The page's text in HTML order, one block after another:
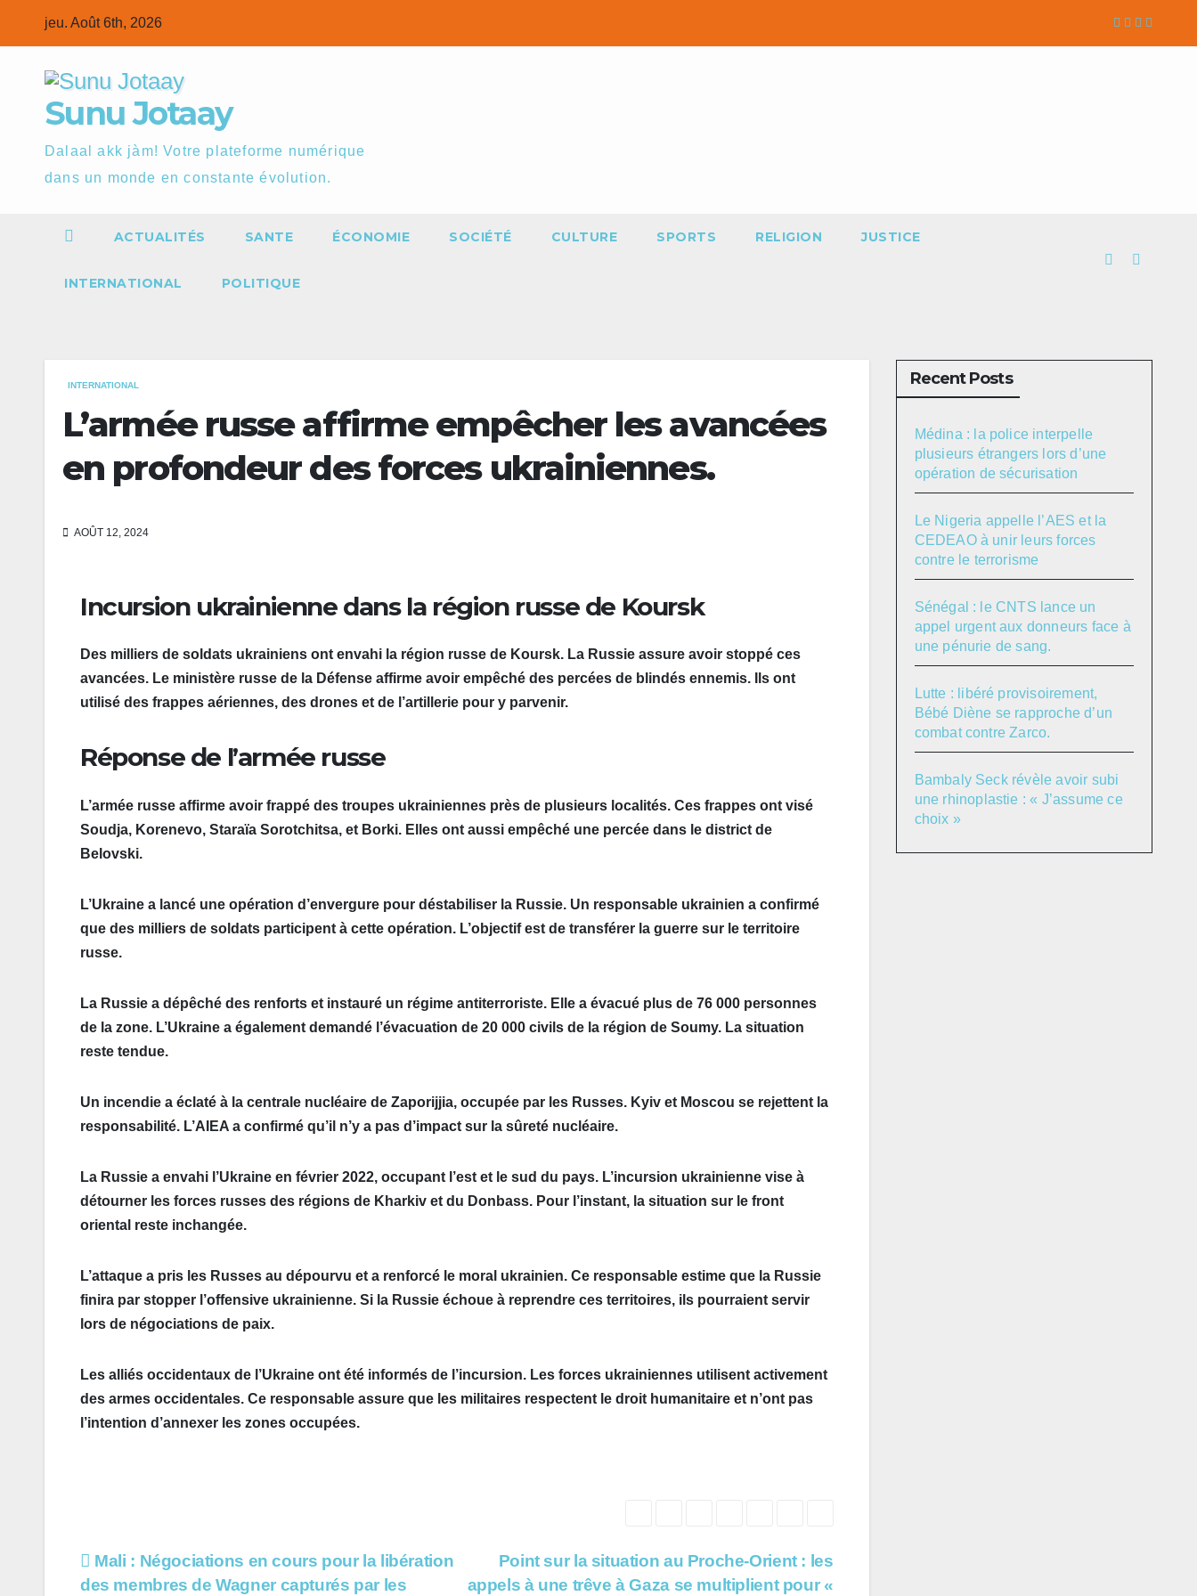
jeu. Août 6th, 2026
Sunu Jotaay
Dalaal akk jàm! Votre plateforme numérique
dans un monde en constante évolution.
ACTUALITÉS SANTE ÉCONOMIE SOCIÉTÉ CULTURE SPORTS RELIGION JUSTICE
INTERNATIONAL POLITIQUE
INTERNATIONAL
L’armée russe affirme empêcher les avancées
en profondeur des forces ukrainiennes.
AOÛT 12, 2024
Incursion ukrainienne dans la région russe de Koursk
Des milliers de soldats ukrainiens ont envahi la région russe de Koursk. La Russie assure avoir stoppé ces
avancées. Le ministère russe de la Défense affirme avoir empêché des percées de blindés ennemis. Ils ont
utilisé des frappes aériennes, des drones et de l’artillerie pour y parvenir.
Réponse de l’armée russe
L’armée russe affirme avoir frappé des troupes ukrainiennes près de plusieurs localités. Ces frappes ont visé
Soudja, Korenevo, Staraïa Sorotchitsa, et Borki. Elles ont aussi empêché une percée dans le district de
Belovski.
L’Ukraine a lancé une opération d’envergure pour déstabiliser la Russie. Un responsable ukrainien a confirmé
que des milliers de soldats participent à cette opération. L’objectif est de transférer la guerre sur le territoire
russe.
La Russie a dépêché des renforts et instauré un régime antiterroriste. Elle a évacué plus de 76 000 personnes
de la zone. L’Ukraine a également demandé l’évacuation de 20 000 civils de la région de Soumy. La situation
reste tendue.
Un incendie a éclaté à la centrale nucléaire de Zaporijjia, occupée par les Russes. Kyiv et Moscou se rejettent la
responsabilité. L’AIEA a confirmé qu’il n’y a pas d’impact sur la sûreté nucléaire.
La Russie a envahi l’Ukraine en février 2022, occupant l’est et le sud du pays. L’incursion ukrainienne vise à
détourner les forces russes des régions de Kharkiv et du Donbass. Pour l’instant, la situation sur le front
oriental reste inchangée.
L’attaque a pris les Russes au dépourvu et a renforcé le moral ukrainien. Ce responsable estime que la Russie
finira par stopper l’offensive ukrainienne. Si la Russie échoue à reprendre ces territoires, ils pourraient servir
lors de négociations de paix.
Les alliés occidentaux de l’Ukraine ont été informés de l’incursion. Les forces ukrainiennes utilisent activement
des armes occidentales. Ce responsable assure que les militaires respectent le droit humanitaire et n’ont pas
l’intention d’annexer les zones occupées.
Navigation
Point sur la situation au Proche-Orient : les
appels à une trêve à Gaza se multiplient pour «
Mali : Négociations en cours pour la libération
des membres de Wagner capturés par les
Recent Posts
Médina : la police interpelle
plusieurs étrangers lors d’une
opération de sécurisation
Le Nigeria appelle l’AES et la
CEDEAO à unir leurs forces
contre le terrorisme
Sénégal : le CNTS lance un
appel urgent aux donneurs face à
une pénurie de sang.
Lutte : libéré provisoirement,
Bébé Diène se rapproche d’un
combat contre Zarco.
Bambaly Seck révèle avoir subi
une rhinoplastie : « J’assume ce
choix »